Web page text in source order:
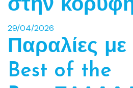
στην
29/04/2026
Παραλίες με
Best of the